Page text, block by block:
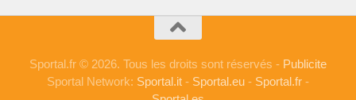
Sportal.fr © 2026. Tous les droits sont réservés - Publicite
Sportal Network: Sportal.it - Sportal.eu - Sportal.fr -